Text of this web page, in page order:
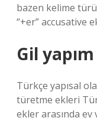
bazen kelime
“+er” accusative
Gil
Türkçe yapısal
türetme ekleri
ekler arasında ev